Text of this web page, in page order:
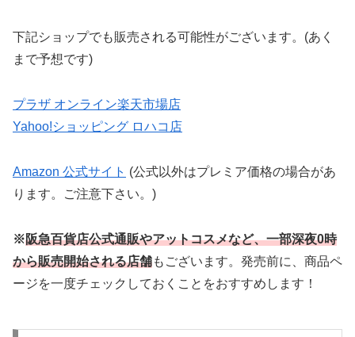
下記ショップでも販売される可能性がございます。(あく
まで予想です)
プラザ オンライン楽天市場店
Yahoo!ショッピング ロハコ店
Amazon 公式サイト (公式以外はプレミア価格の場合があ
ります。ご注意下さい。)
※阪急百貨店公式通販やアットコスメなど、一部深夜0時
から販売開始される店舗もございます。発売前に、商品ペ
ージを一度チェックしておくことをおすすめします！